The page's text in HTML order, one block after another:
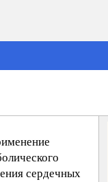
сердечных